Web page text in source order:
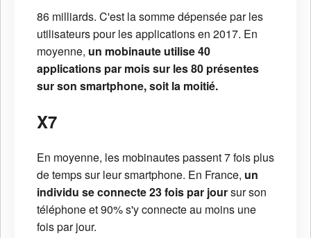
86 milliards. C'est la somme dépensée par les
utilisateurs pour les applications en 2017. En
moyenne, un mobinaute utilise 40
applications par mois sur les 80 présentes
sur son smartphone, soit la moitié.
X7
En moyenne, les mobinautes passent 7 fois plus
de temps sur leur smartphone. En France, un
individu se connecte 23 fois par joursur son
téléphone et 90% s'y connecte au moins une
fois par jour.